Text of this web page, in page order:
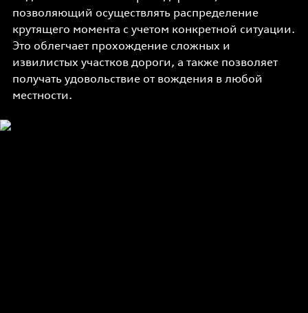
позволяющий осуществлять распределение
крутящего момента с учетом конкретной ситуации.
Это облегчает прохождение сложных и
извилистых участков дороги, а также позволяет
получать удовольствие от вождения в любой
местности.